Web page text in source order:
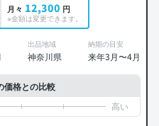
月々 12,300 円
※金額は変更できます。
出品地域
神奈川県
納期の目安
来年3月〜4月
価格との比較